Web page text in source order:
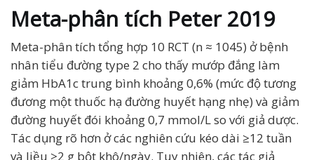
Meta-phân tích Peter 2019
Meta-phân tích tổng hợp 10 RCT (n ≈ 1045) ở bệnh
nhân tiểu đường type 2 cho thấy mướp đắng làm
giảm HbA1c trung bình khoảng 0,6% (mức độ tương
đương một thuốc hạ đường huyết hạng nhẹ) và giảm
đường huyết đói khoảng 0,7 mmol/L so với giả dược.
Tác dụng rõ hơn ở các nghiên cứu kéo dài ≥12 tuần
và liều ≥2 g bột khô/ngày. Tuy nhiên, các tác giả